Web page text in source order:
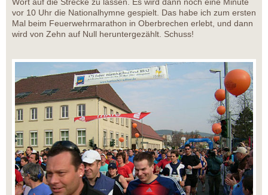
vor 10 Uhr die Nationalhymne gespielt. Das habe ich zum ersten
Mal beim Feuerwehrmarathon in Oberbrechen erlebt, und dann
wird von Zehn auf Null heruntergezählt. Schuss!